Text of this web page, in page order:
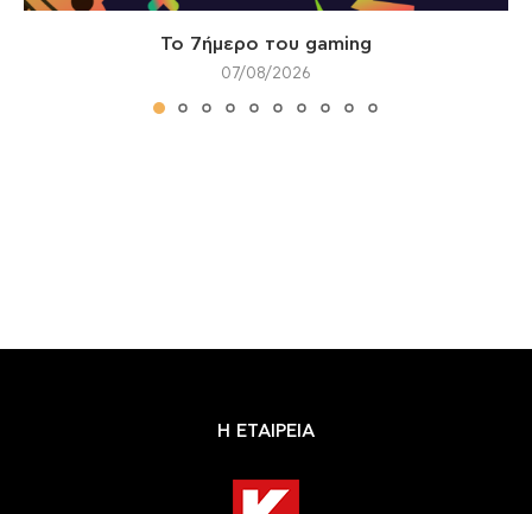
Το 7ήμερο του gaming
07/08/2026
Η ΕΤΑΙΡΕΙΑ